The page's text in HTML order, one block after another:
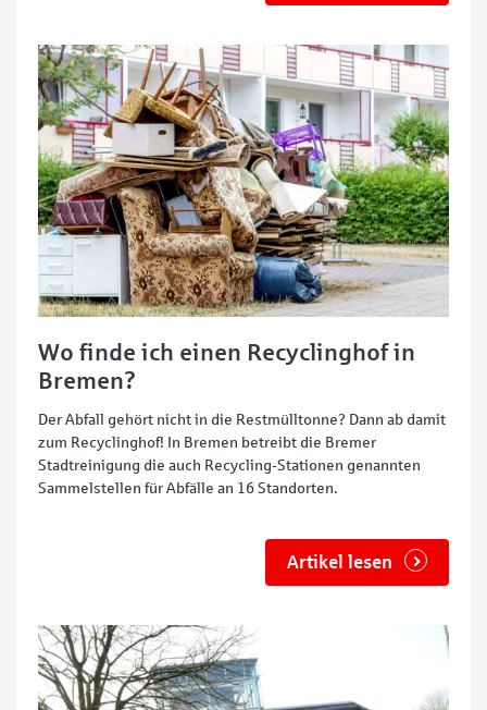
Wo finde ich einen Recyclinghof in
Bremen?
Der Abfall gehört nicht in die Restmülltonne? Dann ab damit
zum Recyclinghof! In Bremen betreibt die Bremer
Stadtreinigung die auch Recycling-Stationen genannten
Sammelstellen für Abfälle an 16 Standorten.
Artikel lesen